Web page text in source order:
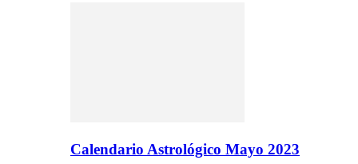
Calendario Astrológico Mayo 2023